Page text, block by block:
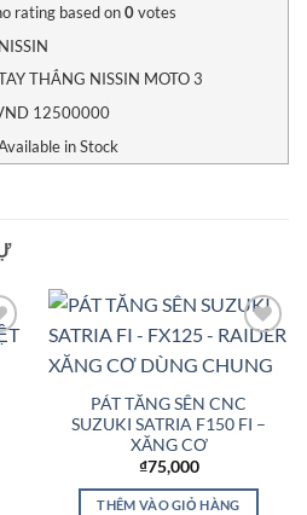
ratingbased on0votes
NISSIN
THẮNG NISSIN MOTO 3
12500000
in Stock
Wishlist
PÁT TĂNG SÊN CNC
SUZUKI SATRIA F150 FI –
XĂNG CƠ
₫75,000
THÊM VÀO GIỎ HÀNG